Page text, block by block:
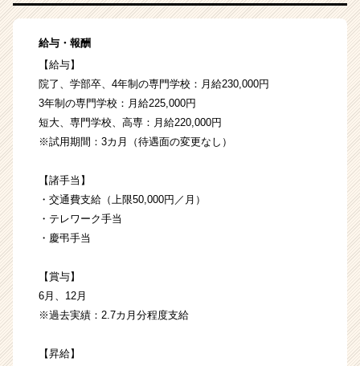
給与・報酬
【給与】
院了、学部卒、4年制の専門学校：月給230,000円
3年制の専門学校：月給225,000円
短大、専門学校、高専：月給220,000円
※試用期間：3カ月（待遇面の変更なし）
【諸手当】
・交通費支給（上限50,000円／月）
・テレワーク手当
・慶弔手当
【賞与】
6月、12月
※過去実績：2.7カ月分程度支給
【昇給】